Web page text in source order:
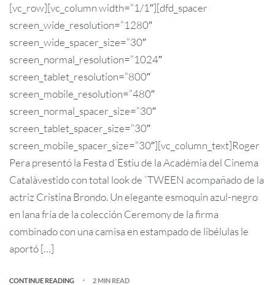
[vc_row][vc_column width=”1/1″][dfd_spacer
screen_wide_resolution=”1280″
screen_wide_spacer_size=”30″
screen_normal_resolution=”1024″
screen_tablet_resolution=”800″
screen_mobile_resolution=”480″
screen_normal_spacer_size=”30″
screen_tablet_spacer_size=”30″
screen_mobile_spacer_size=”30″][vc_column_text]Roger
Pera presentó la Festa d´Estiu de la Acadèmia del Cinema
Catalàvestido con total look de `TWEEN acompañado de la
actriz Cristina Brondo. Un elegante esmoquin azul-negro
en lana fría de la colección Ceremony de la firma
combinado con una camisa en estampado de libélulas le
aportó […]
CONTINUE READING
2 MIN READ